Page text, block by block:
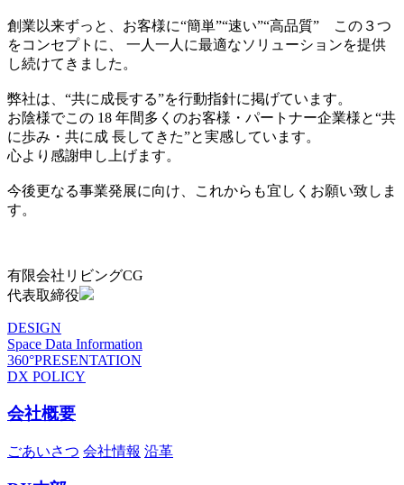
創業以来ずっと、お客様に“簡単”“速い”“高品質” この３つ
をコンセプトに、 一人一人に最適なソリューションを提供
し続けてきました。
弊社は、“共に成長する”を行動指針に掲げています。
お陰様でこの 18 年間多くのお客様・パートナー企業様と“共
に歩み・共に成 長してきた”と実感しています。
心より感謝申し上げます。
今後更なる事業発展に向け、これからも宜しくお願い致しま
す。
有限会社リビングCG
代表取締役
DESIGN
Space Data Information
360°PRESENTATION
DX POLICY
会社概要
ごあいさつ 会社情報 沿革